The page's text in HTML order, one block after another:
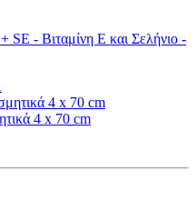
- Βιταμίνη Ε και Σελήνιο -
4 x 70 cm